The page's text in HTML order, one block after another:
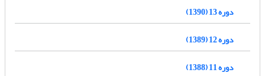
دوره 13 (1390)
دوره 12 (1389)
دوره 11 (1388)